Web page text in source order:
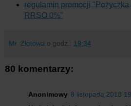
regulamin promocji "Pożyczka
RRSO 0%"
Mr. Złotówa o godz.: 19:34
80 komentarzy:
Anonimowy 8 listopada 2018